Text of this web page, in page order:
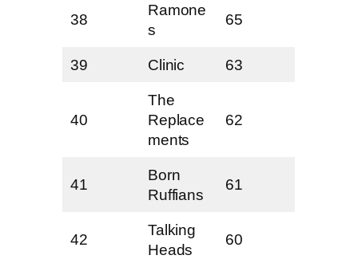
38
Ramone
s
65
39 Clinic 63
40
The
Replace
ments
62
41
Born
Ruffians
61
42
Talking
Heads
60